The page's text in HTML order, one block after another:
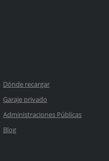
Dónde recargar
Garaje privado
Administraciones Públicas
Blog